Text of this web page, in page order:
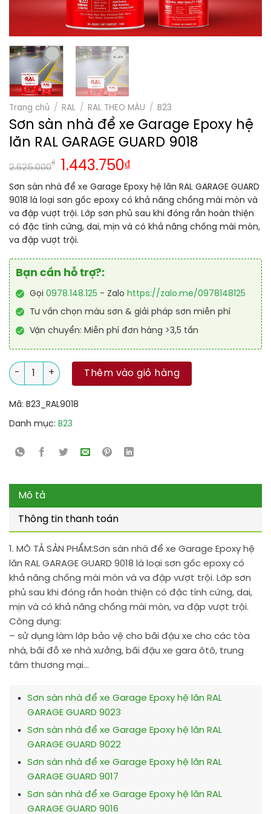
Trang chủ / RAL / RAL THEO MÀU / B23
Sơn sàn nhà để xe Garage Epoxy hệ
lăn RAL GARAGE GUARD 9018
2.625.000
₫ 1.443.750₫
Sơn sàn nhà để xe Garage Epoxy hệ lăn RAL GARAGE GUARD
9018 là loại sơn gốc epoxy có khả năng chống mài mòn và
va đập vượt trội. Lớp sơn phủ sau khi đóng rắn hoàn thiện
có đặc tính cứng, dai, mịn và có khả năng chống mài mòn,
va đập vượt trội.
Bạn cần hỗ trợ?:
Gọi 0978.148.125 - Zalo https://zalo.me/0978148125
Tư vấn chọn màu sơn & giải pháp sơn miễn phí
Vận chuyển: Miễn phí đơn hàng >3,5 tấn
Sơn sàn nhà để xe Garage Epoxy hệ lăn RAL GARAGE GUARD
Thêm vào giỏ hàng
Mã: B23_RAL9018
Danh mục: B23
Mô tả
Thông tin thanh toán
1. MÔ TẢ SẢN PHẨM:Sơn sàn nhà để xe Garage Epoxy hệ
lăn RAL GARAGE GUARD 9018 là loại sơn gốc epoxy có
khả năng chống mài mòn và va đập vượt trội. Lớp sơn
phủ sau khi đóng rắn hoàn thiện có đặc tính cứng, dai,
mịn và có khả năng chống mài mòn, va đập vượt trội.
Công dụng:
– sử dụng làm lớp bảo vệ cho bãi đậu xe cho các tòa
nhà, bãi đỗ xe nhà xưởng, bãi đậu xe gara ôtô, trung
tâm thương mại…
Sơn sàn nhà để xe Garage Epoxy hệ lăn RAL
GARAGE GUARD 9023
Sơn sàn nhà để xe Garage Epoxy hệ lăn RAL
GARAGE GUARD 9022
Sơn sàn nhà để xe Garage Epoxy hệ lăn RAL
GARAGE GUARD 9017
Sơn sàn nhà để xe Garage Epoxy hệ lăn RAL
GARAGE GUARD 9016